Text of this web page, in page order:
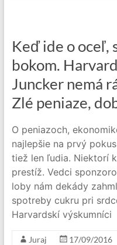
Keď ide o oceľ,
bokom.
Juncker nemá
Zlé peniaze,
O peniazoch,
najlepšie na prvý
tiež len ľudia. Niektorí
prestíž. Vedci
loby nám dekády
spotreby cukru pri
Harvardskí výskumníci
Juraj 17/09/2016